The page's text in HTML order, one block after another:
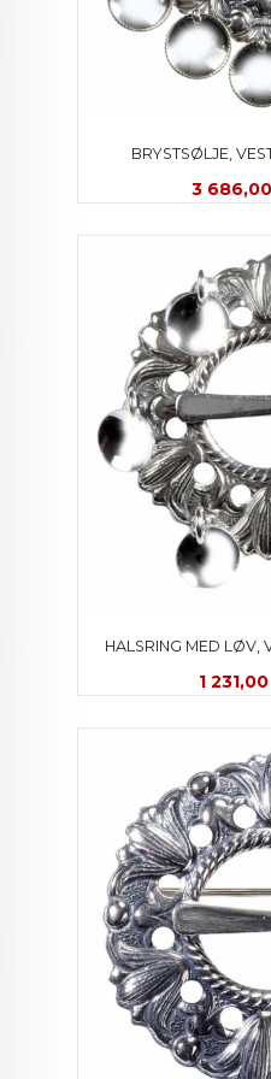
BRYSTSØLJE,
Tilbud
3 686,00
HALSRING MED LØV,
Tilbud
1 231,00